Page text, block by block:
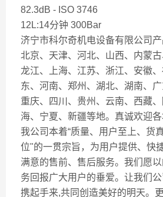
82.3dB - ISO 3746
12L:14分钟 300Bar
济宁市科尔奇机电设备有限公司
北京、天津、河北、山西、内蒙
龙江、上海、江苏、浙江、安徽
东、河南、郑州、湖北、湖南、广
重庆、四川、贵州、云南、西藏
海、宁夏、新疆等地。真诚欢迎
我公司本着“质量、用户至上、货
位"的一贯宗旨，为用户提供、快
满意的售前、售后服务。我们愿
务回报广大用户的垂爱。让我们
携起手来,共同创造美好的明天。